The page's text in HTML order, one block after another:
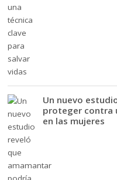
Un nuevo
proteger contra
en las mujeres